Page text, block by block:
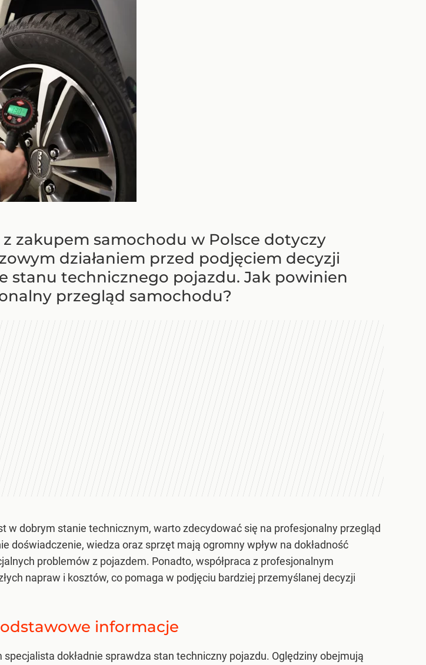
zakupem samochodu w Polsce dotyczy
działaniem przed podjęciem decyzji
stanu technicznego pojazdu. Jak powinien
przegląd samochodu?
w dobrym stanie technicznym, warto zdecydować się na profesjonalny przegląd
doświadczenie, wiedza oraz sprzęt mają ogromny wpływ na dokładność
problemów z pojazdem. Ponadto, współpraca z profesjonalnym
napraw i kosztów, co pomaga w podjęciu bardziej przemyślanej decyzji
informacje
dokładnie sprawdza stan techniczny pojazdu. Oględziny obejmują